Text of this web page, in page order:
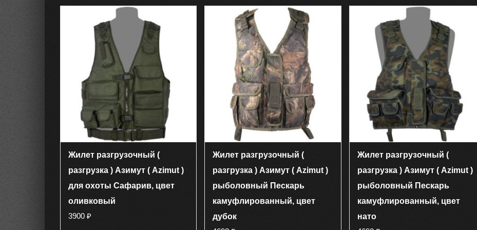
имеет
несколько
вариаций.
Опции
можно
выбрать
на
странице
товара.
имеет
несколько
вариаций.
Опции
можно
выбрать
на
странице
товара.
имеет
несколько
вариаций.
Опции
можно
выбрать
на
странице
товара.
Жилет разгрузочный (
разгрузка ) Азимут ( Azimut )
для охоты Сафарив, цвет
оливковый
3900 ₽
Жилет разгрузочный (
разгрузка ) Азимут ( Azimut )
рыболовный Пескарь
камуфлированный, цвет
дубок
Жилет разгрузочный (
разгрузка ) Азимут ( Azimut )
рыболовный Пескарь
камуфлированный, цвет
нато